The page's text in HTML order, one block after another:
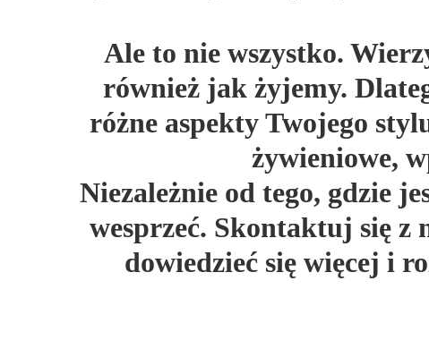
Ale to nie wszystko.
również jak żyjemy.
różne aspekty Twojego
żywieniowe,
Niezależnie od tego, gdzie
wesprzeć. Skontaktuj się z
dowiedzieć się więcej i